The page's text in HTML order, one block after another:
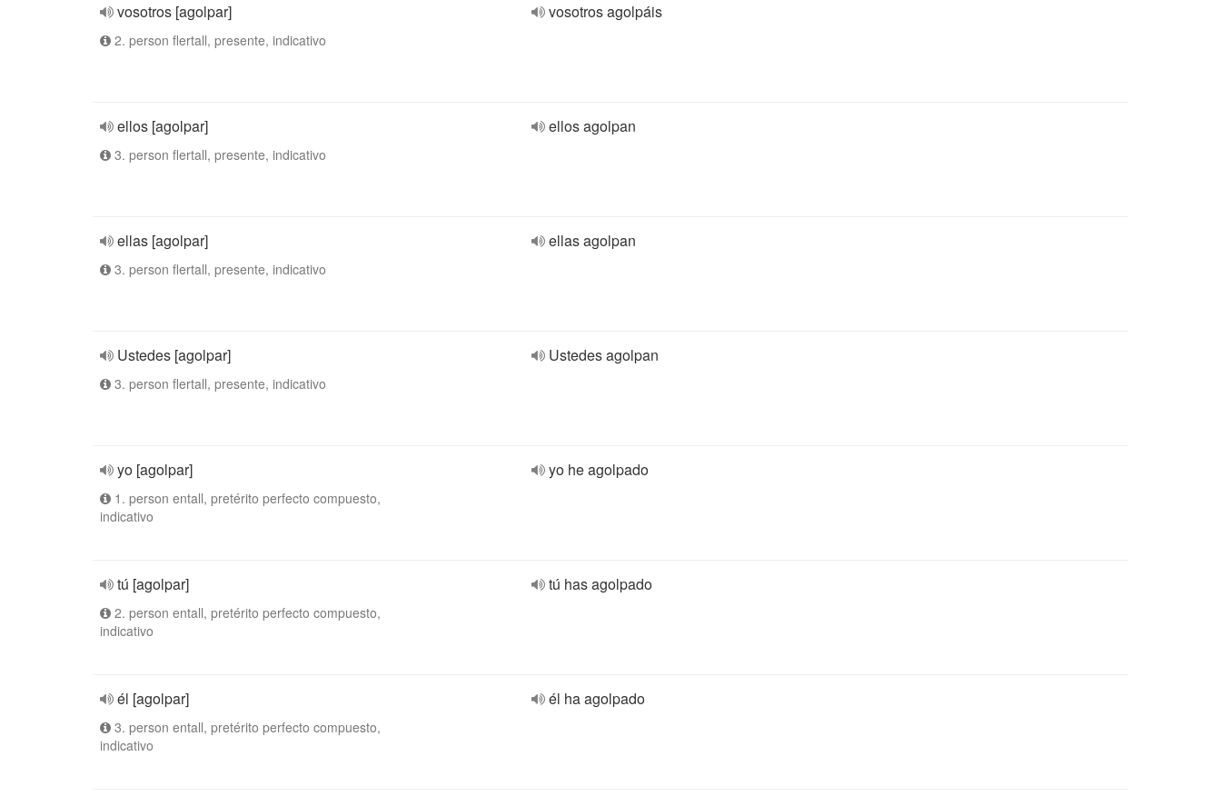
vosotros [agolpar]
2. person flertall, presente, indicativo
vosotros agolpáis
ellos [agolpar]
3. person flertall, presente, indicativo
ellos agolpan
ellas [agolpar]
3. person flertall, presente, indicativo
ellas agolpan
Ustedes [agolpar]
3. person flertall, presente, indicativo
Ustedes agolpan
yo [agolpar]
1. person entall, pretérito perfecto compuesto,
indicativo
yo he agolpado
tú [agolpar]
2. person entall, pretérito perfecto compuesto,
indicativo
tú has agolpado
él [agolpar]
3. person entall, pretérito perfecto compuesto,
indicativo
él ha agolpado